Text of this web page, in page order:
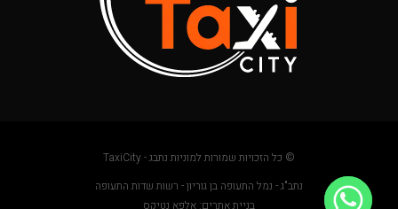
© כל הזכויות שמורות למוניות נתבג - TaxiCity
נתב"ג - נמל התעופה בן גוריון - רשות שדות התעופה
בניית אתרים: אלפא נטיקס